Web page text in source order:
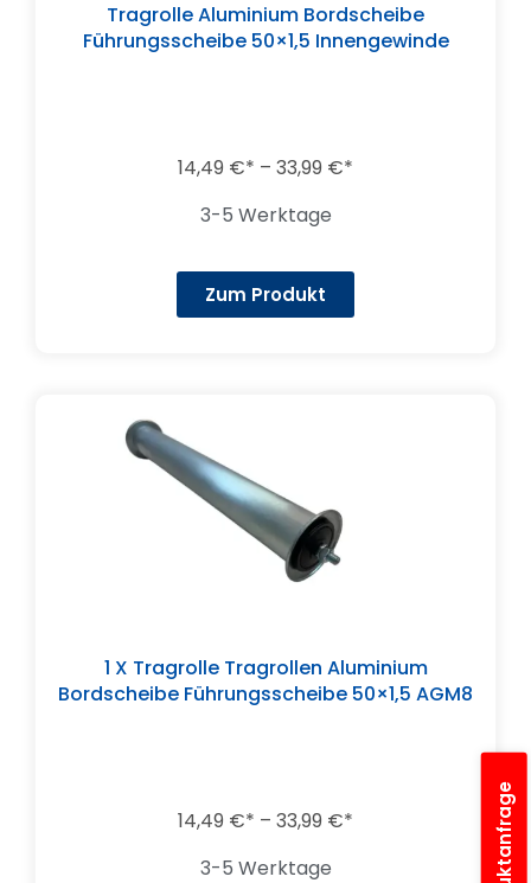
Tragrolle Aluminium Bordscheibe
Führungsscheibe 50×1,5 Innengewinde
14,49 € – 33,99 €
3-5 Werktage
Zum Produkt
1 X Tragrolle Tragrollen Aluminium
Bordscheibe Führungsscheibe 50×1,5 AGM8
14,49 € – 33,99 €
3-5 Werktage